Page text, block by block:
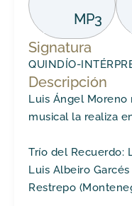
MP3
Signatura
QUINDÍO-
Descripción
Luis Ángel Moreno
musical la realiza
Trío del Recuerdo:
Luis Albeiro
Restrepo